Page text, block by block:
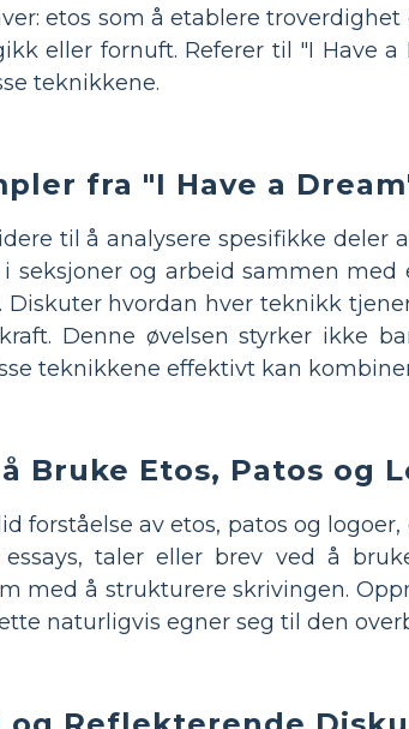
etos som å etablere
eller fornuft. Referer til "I Have
teknikkene.
fra "I Have a
til å analysere spesifikke deler
seksjoner og arbeid sammen
Diskuter hvordan hver teknikk
Denne øvelsen styrker ikke
teknikkene effektivt kan
Bruke Etos, Patos og
forståelse av etos, patos og
taler eller brev ved å
med å strukturere skrivingen.
naturligvis egner seg til den